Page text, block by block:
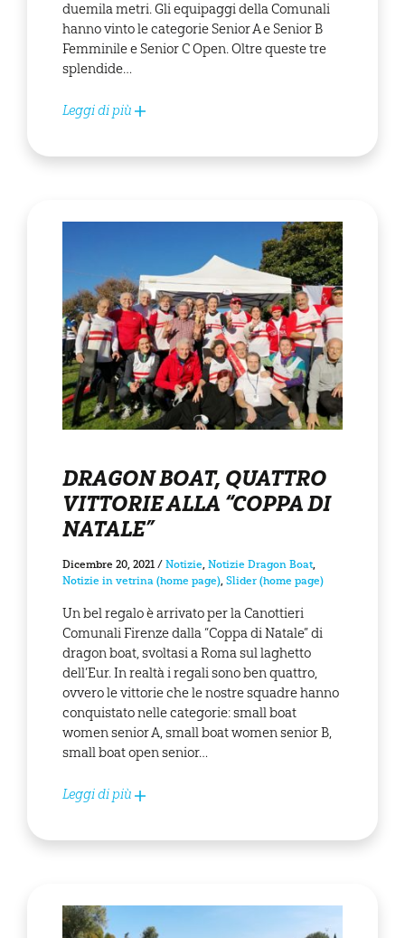
duemila metri. Gli equipaggi della Comunali
hanno vinto le categorie Senior A e Senior B
Femminile e Senior C Open. Oltre queste tre
splendide…
Leggi di più
DRAGON BOAT, QUATTRO
VITTORIE ALLA “COPPA DI
NATALE”
Dicembre 20, 2021 / Notizie, Notizie Dragon Boat,
Notizie in vetrina (home page), Slider (home page)
Un bel regalo è arrivato per la Canottieri
Comunali Firenze dalla “Coppa di Natale” di
dragon boat, svoltasi a Roma sul laghetto
dell’Eur. In realtà i regali sono ben quattro,
ovvero le vittorie che le nostre squadre hanno
conquistato nelle categorie: small boat
women senior A, small boat women senior B,
small boat open senior…
Leggi di più